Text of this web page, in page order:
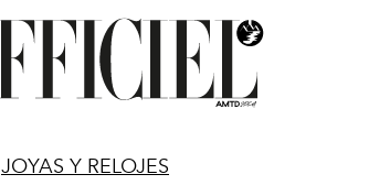
JOYAS Y RELOJES